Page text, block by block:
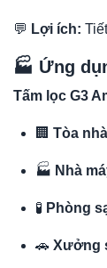
💬 Lợi ích:
🏭 Ứng
Tấm lọc G3
🏢 Tòa
🏭 Nhà
🧪 Phòng
🚗 Xưởng